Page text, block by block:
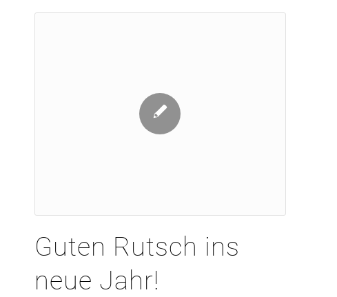
Guten Rutsch ins
neue Jahr!